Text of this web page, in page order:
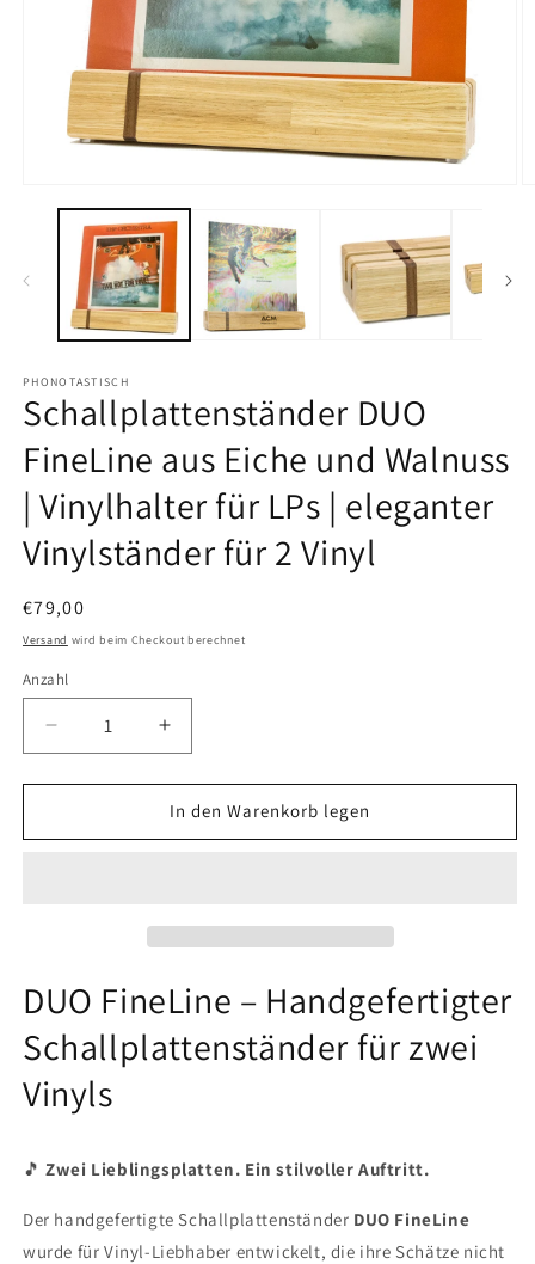
PHONOTASTISCH
Schallplattenständer DUO
FineLine aus Eiche und Walnuss
| Vinylhalter für LPs | eleganter
Vinylständer für 2 Vinyl
Normaler
Preis
€79,00
Versand wird beim Checkout berechnet
Anzahl
Verringere
die
Menge
Schallplattenständer
Walnuss
|
Vinylhalter
für
LPs
|
Vinylständer
2
Erhöhe
die
Menge
für
Schallplattenständer
Walnuss
|
Vinylhalter
für
Vinylständer
für
2
In den Warenkorb legen
DUO FineLine – Handgefertigter
Schallplattenständer für zwei
Vinyls
🎵Zwei Lieblingsplatten. Ein stilvoller Auftritt.
Der handgefertigte Schallplattenständer DUO FineLine
wurde für Vinyl-Liebhaber entwickelt, die ihre Schätze nicht